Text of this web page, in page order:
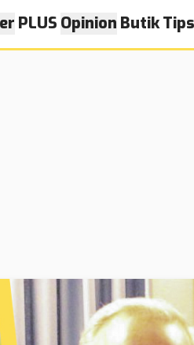
PLUS Opinion Butik